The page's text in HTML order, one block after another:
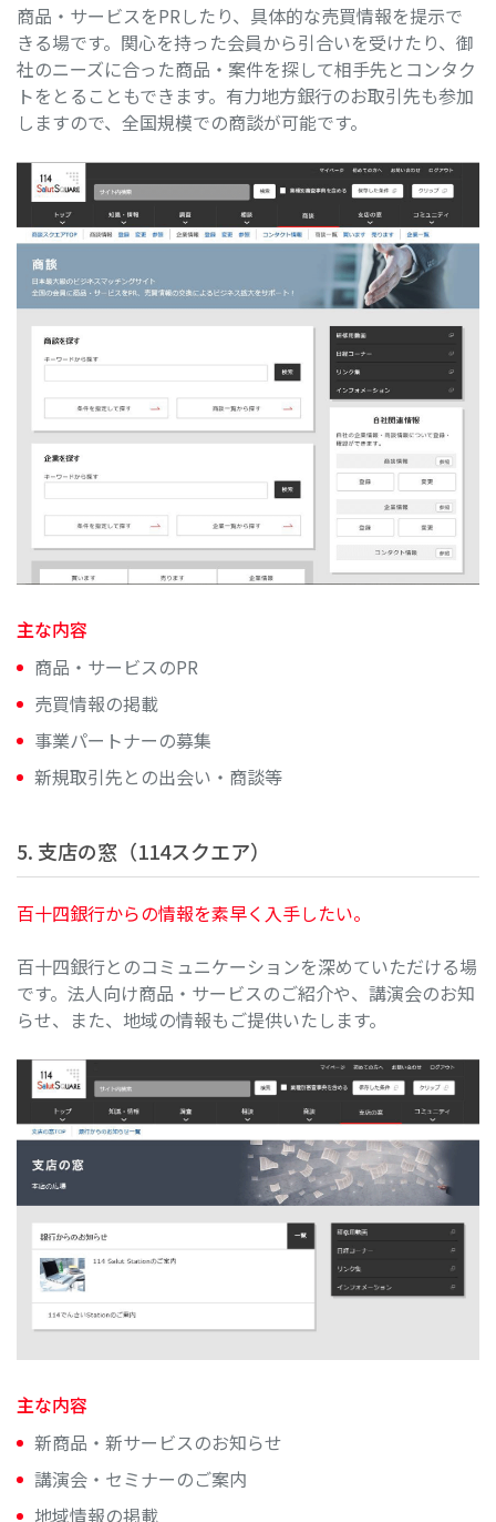
商品・サービスをPRしたり、具体的な売買情報を提示で
きる場です。関心を持った会員から引合いを受けたり、御
社のニーズに合った商品・案件を探して相手先とコンタク
トをとることもできます。有力地方銀行のお取引先も参加
しますので、全国規模での商談が可能です。
主な内容
商品・サービスのPR
売買情報の掲載
事業パートナーの募集
新規取引先との出会い・商談等
5. 支店の窓（114スクエア）
百十四銀行からの情報を素早く入手したい。
百十四銀行とのコミュニケーションを深めていただける場
です。法人向け商品・サービスのご紹介や、講演会のお知
らせ、また、地域の情報もご提供いたします。
主な内容
新商品・新サービスのお知らせ
講演会・セミナーのご案内
地域情報の掲載